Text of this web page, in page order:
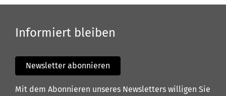
Informiert bleiben
Newsletter abonnieren
Mit dem Abonnieren unseres Newsletters willigen Sie